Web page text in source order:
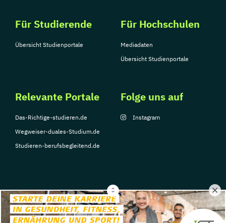
Für Studierende
Übersicht Studienportale
Für Hochschulen
Mediadaten
Übersicht Studienportale
Relevante Portale
Das-Richtige-studieren.de
Wegweiser-duales-Studium.de
Studieren-berufsbegleitend.de
Folge uns auf
Instagram
© Copyright 2026, TarGroup Media GmbH